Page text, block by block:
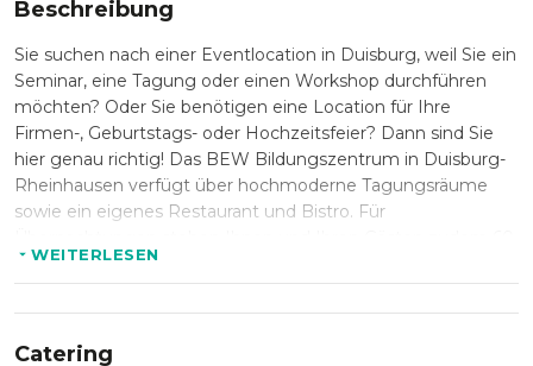
Beschreibung
Sie suchen nach einer Eventlocation in Duisburg, weil Sie ein
Seminar, eine Tagung oder einen Workshop durchführen
möchten? Oder Sie benötigen eine Location für Ihre
Firmen-, Geburtstags- oder Hochzeitsfeier? Dann sind Sie
hier genau richtig! Das BEW Bildungszentrum in Duisburg-
Rheinhausen verfügt über hochmoderne Tagungsräume
sowie ein eigenes Restaurant und Bistro. Für
Hotelzimmer zur Verfügung.
Ihnen viele weitere Vorteile. Das eindrucksvolle Gebäude
WEITERLESEN
Catering